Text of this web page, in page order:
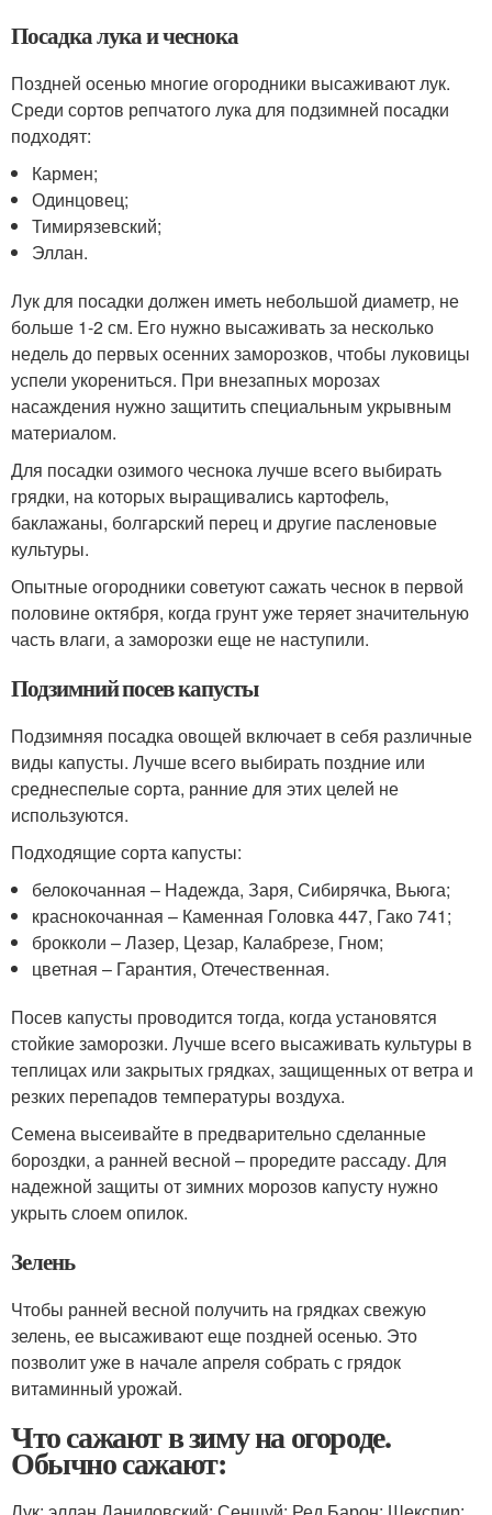
Посадка лука и чеснока
Поздней осенью многие огородники высаживают лук.
Среди сортов репчатого лука для подзимней посадки
подходят:
Кармен;
Одинцовец;
Тимирязевский;
Эллан.
Лук для посадки должен иметь небольшой диаметр, не
больше 1-2 см. Его нужно высаживать за несколько
недель до первых осенних заморозков, чтобы луковицы
успели укорениться. При внезапных морозах
насаждения нужно защитить специальным укрывным
материалом.
Для посадки озимого чеснока лучше всего выбирать
грядки, на которых выращивались картофель,
баклажаны, болгарский перец и другие пасленовые
культуры.
Опытные огородники советуют сажать чеснок в первой
половине октября, когда грунт уже теряет значительную
часть влаги, а заморозки еще не наступили.
Подзимний посев капусты
Подзимняя посадка овощей включает в себя различные
виды капусты. Лучше всего выбирать поздние или
среднеспелые сорта, ранние для этих целей не
используются.
Подходящие сорта капусты:
белокочанная – Надежда, Заря, Сибирячка, Вьюга;
краснокочанная – Каменная Головка 447, Гако 741;
брокколи – Лазер, Цезар, Калабрезе, Гном;
цветная – Гарантия, Отечественная.
Посев капусты проводится тогда, когда установятся
стойкие заморозки. Лучше всего высаживать культуры в
теплицах или закрытых грядках, защищенных от ветра и
резких перепадов температуры воздуха.
Семена высеивайте в предварительно сделанные
бороздки, а ранней весной – проредите рассаду. Для
надежной защиты от зимних морозов капусту нужно
укрыть слоем опилок.
Зелень
Чтобы ранней весной получить на грядках свежую
зелень, ее высаживают еще поздней осенью. Это
позволит уже в начале апреля собрать с грядок
витаминный урожай.
Что сажают в зиму на огороде.
Обычно сажают: